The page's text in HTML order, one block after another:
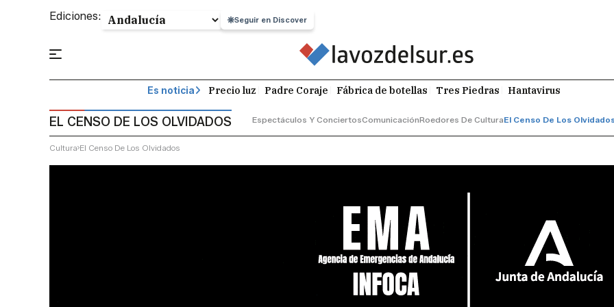
Ediciones: Seguir en Discover
Es noticia Precio luz Padre Coraje Fábrica de botellas Tres Piedras Hantavirus
EL CENSO DE LOS OLVIDADOS Espectáculos Y ConciertosComunicaciónRoedores De CulturaEl Censo De Los
Cultura El Censo De Los Olvidados